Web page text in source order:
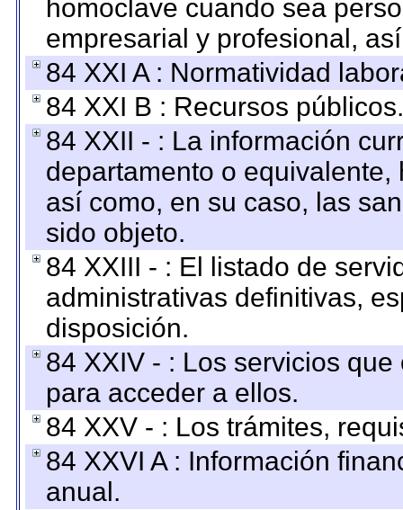
homoclave cuando sea
empresarial y profesional,
84 XXI A : Normatividad
84 XXI B : Recursos públicos.
84 XXII - : La información
departamento o
así como, en su caso, las
sido objeto.
84 XXIII - : El listado de
administrativas definitivas,
disposición.
84 XXIV - : Los servicios
para acceder a ellos.
84 XXV - : Los trámites,
84 XXVI A : Información
anual.